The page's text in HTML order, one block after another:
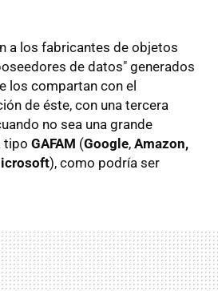
a los fabricantes de objetos
de datos" generados
los compartan con el
de éste, con una tercera
no sea una grande
tipo GAFAM (Google, Amazon,
), como podría ser